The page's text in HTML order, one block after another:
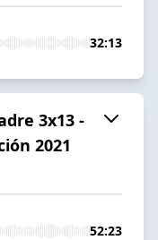
32:13
3x13 -
2021
52:23